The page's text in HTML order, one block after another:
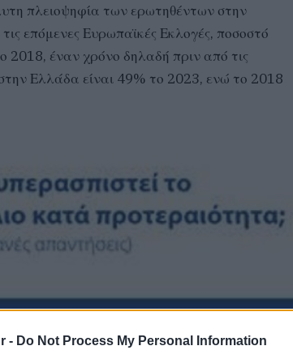
- Do Not Process My Personal Information
πλειοψηφία των ερωτηθέντων στην
επόμενες Ευρωπαϊκές Εκλογές, ποσοστό
2018, έναν χρόνο δηλαδή πριν από τις
Ελλάδα είναι 49% το 2023, ενώ το 2018